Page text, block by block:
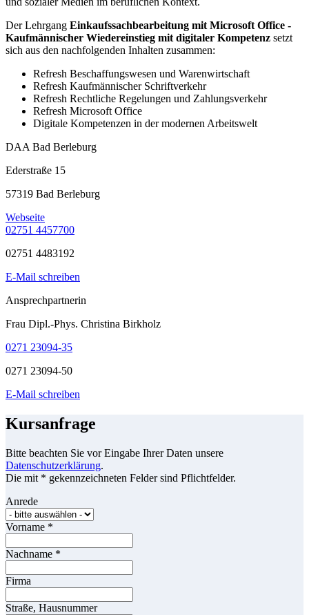
Der Lehrgang Einkaufssachbearbeitung mit Microsoft Office -
Kaufmännischer Wiedereinstieg mit digitaler Kompetenz setzt
sich aus den nachfolgenden Inhalten zusammen:
Refresh Beschaffungswesen und Warenwirtschaft
Refresh Kaufmännischer Schriftverkehr
Refresh Rechtliche Regelungen und Zahlungsverkehr
Refresh Microsoft Office
Digitale Kompetenzen in der modernen Arbeitswelt
DAA Bad Berleburg
Ederstraße 15
57319 Bad Berleburg
Webseite
02751 4457700
02751 4483192
E-Mail schreiben
Ansprechpartnerin
Frau Dipl.-Phys. Christina Birkholz
0271 23094-35
0271 23094-50
E-Mail schreiben
Kursanfrage
Bitte beachten Sie vor Eingabe Ihrer Daten unsere
Datenschutzerklärung.
Die mit * gekennzeichneten Felder sind Pflichtfelder.
Anrede
Vorname *
Nachname *
Firma
Straße, Hausnummer